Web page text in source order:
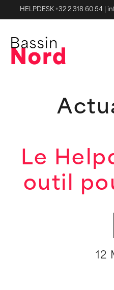
HELPDESK +32 2 318 60 54
Le
outil
12